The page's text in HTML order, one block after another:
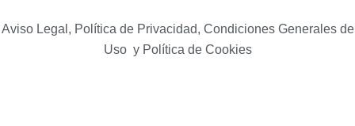
Aviso Legal, Política de Privacidad, Condiciones Generales de
Uso y Política de Cookies